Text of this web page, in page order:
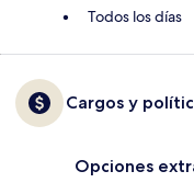
Todos los días
Cargos y
Opciones